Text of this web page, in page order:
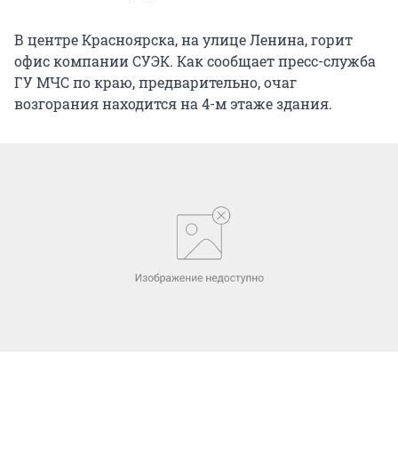
В центре Красноярска, на улице Ленина, горит
офис компании СУЭК. Как сообщает пресс-служба
ГУ МЧС по краю, предварительно, очаг
возгорания находится на 4-м этаже здания.